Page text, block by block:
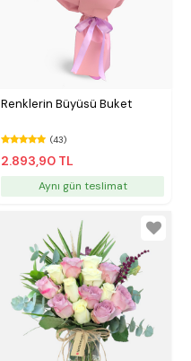
Renklerin Büyüsü Buket
(43)
2.893,90 TL
Aynı gün teslimat